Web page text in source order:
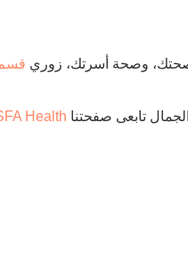
وصحة أسرتك، زوري
تابعى صفحتنا